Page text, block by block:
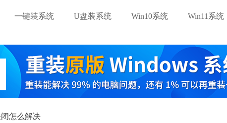
一键装系统 U盘装系统 Win10系统 Win11系统
怎么解决